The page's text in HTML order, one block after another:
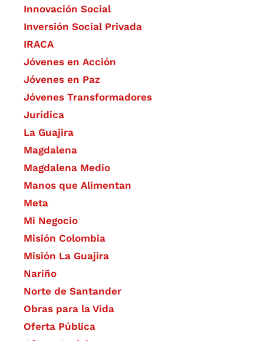
​Innovación Social
Inversión Social Privada
IRACA
Jóvenes en Acción
Jóvenes en Paz
Jóvenes Transformadores
Jurídica
La Guajira
Magdalena
Magdalena Medio
Manos que Alimentan
Meta
Mi Negocio
Misión Colombia
Misión La Guajira
Nariño
Norte de Santander
Obras para la Vida
Oferta Pública